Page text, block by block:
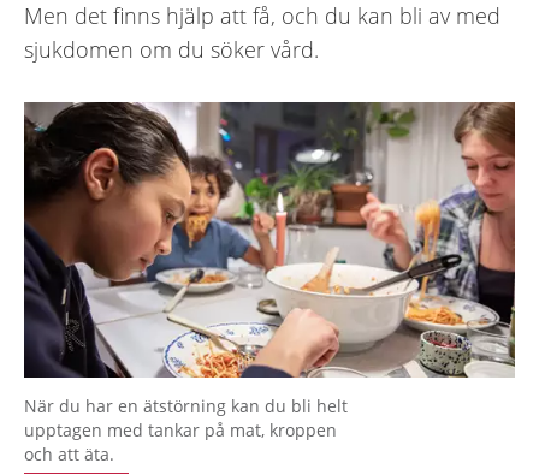
Men det finns hjälp att få, och du kan bli av med
sjukdomen om du söker vård.
När du har en ätstörning kan du bli helt
upptagen med tankar på mat, kroppen
och att äta.